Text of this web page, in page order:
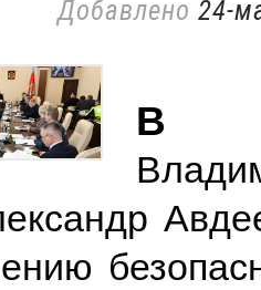
Добавлено 24-
В